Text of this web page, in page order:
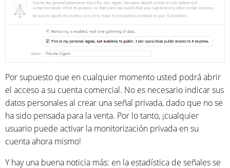
Por supuesto que en cualquier momento usted podrá abrir
el acceso a su cuenta comercial. No es necesario indicar sus
datos personales al crear una señal privada, dado que no se
ha sido pensada para la venta. Por lo tanto, ¡cualquier
usuario puede activar la monitorización privada en su
cuenta ahora mismo!
Y hay una buena noticia más: en la estadística de señales se